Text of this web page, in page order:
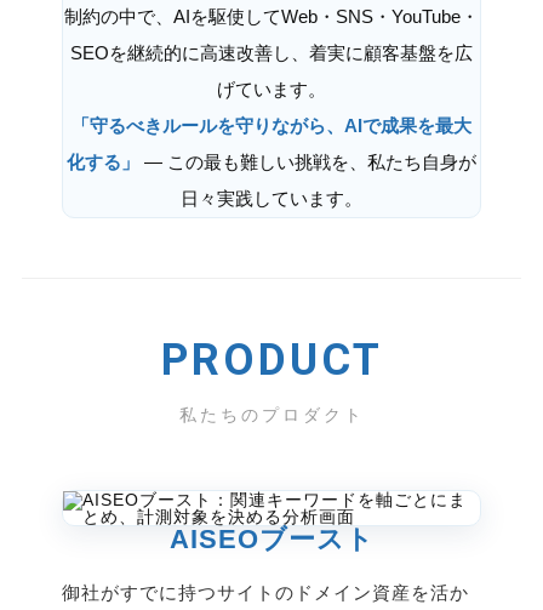
制約の中で、AIを駆使してWeb・SNS・YouTube・
SEOを継続的に高速改善し、着実に顧客基盤を広
げています。
「守るべきルールを守りながら、AIで成果を最大
化する」
— この最も難しい挑戦を、私たち自身が
日々実践しています。
PRODUCT
私たちのプロダクト
AISEOブースト
御社がすでに持つサイトのドメイン資産を活か